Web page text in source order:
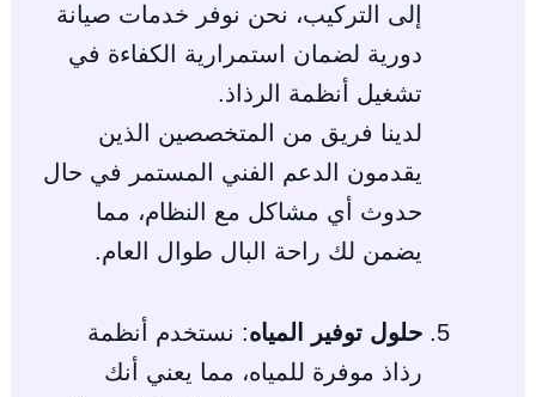
إلى التركيب، نحن نوفر خدمات صيانة
دورية لضمان استمرارية الكفاءة في
تشغيل أنظمة الرذاذ.
لدينا فريق من المتخصصين الذين
يقدمون الدعم الفني المستمر في حال
حدوث أي مشاكل مع النظام، مما
يضمن لك راحة البال طوال العام.
حلول توفير المياه: نستخدم أنظمة
رذاذ موفرة للمياه، مما يعني أنك